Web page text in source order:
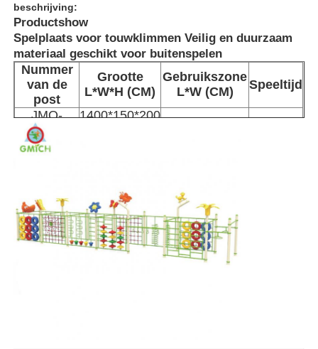
Huis
Over ons
beschrijving:
Productshow
Spelplaats voor touwklimmen Veilig en duurzaam
materiaal geschikt voor buitenspelen
Nummer
van de
post
Grootte
L*W*H (CM)
Gebruikszone
L*W (CM)
Speeltijd
JMQ-
19103
1400*150*200 1800*600 cm 3-15 jaar